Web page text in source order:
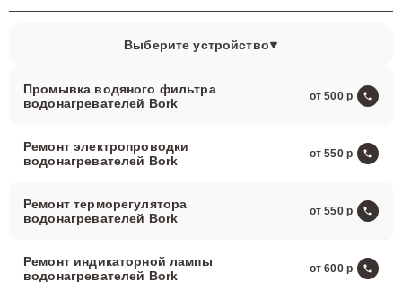
Выберите устройство
Промывка водяного фильтра
водонагревателей Bork
от 500
Ремонт электропроводки
водонагревателей Bork
от 550
Ремонт терморегулятора
водонагревателей Bork
от 550
Ремонт индикаторной лампы
водонагревателей Bork
от 600